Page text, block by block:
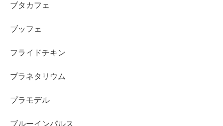
ブタカフェ
ブッフェ
フライドチキン
プラネタリウム
プラモデル
ブルーインパルス